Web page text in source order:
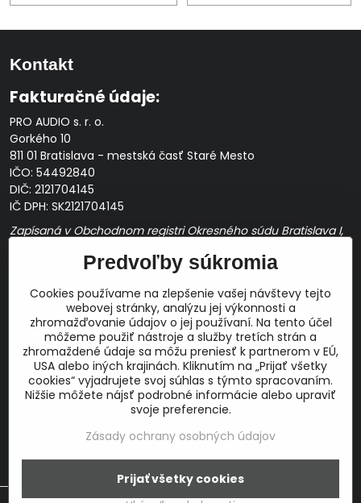
Kontakt
Fakturačné údaje:
PRO AUDIO s. r. o.
Gorkého 10
811 01 Bratislava - mestská časť Staré Mesto
IČO: 54492840
DIČ: 2121704145
IČ DPH: SK2121704145
Zapísaná v Obchodnom registri Okresného súdu Bratislava I,
Prevádzková doba: pracovné dni10:00 - 14:00
E-mail:
obchod@proaudio.sk
Bankové spojenie:
Slovenská sporiteľňa, a.s.
IBAN: SK48 0900 0000 0051 9050 9782
SWIFT: GIBASKBX
©2026Copyright
Predvoľby súkromiaZásady ochrany osobných údajov
Predvoľby súkromia
Cookies používame na zlepšenie vašej návštevy tejto
webovej stránky, analýzu jej výkonnosti a
zhromažďovanie údajov o jej používaní. Na tento účel
môžeme použiť nástroje a služby tretích strán a
zhromaždené údaje sa môžu preniesť k partnerom v EÚ,
USA alebo iných krajinách. Kliknutím na „Prijať všetky
cookies“ vyjadrujete svoj súhlas s týmto spracovaním.
Nižšie môžete nájsť podrobné informácie alebo upraviť
svoje preferencie.
Zásady ochrany osobných údajov
Prijať všetky cookies
Táto stránka používa cookies.Viac info